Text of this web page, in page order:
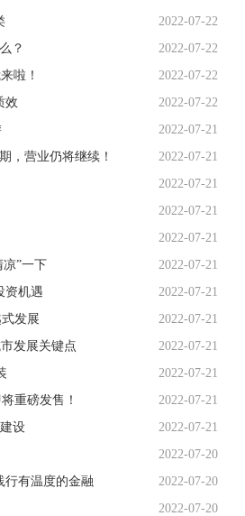
2022-07-22
？
2022-07-22
啦！
2022-07-22
效
2022-07-22
2022-07-21
，营业仍将继续！
2022-07-21
2022-07-21
2022-07-21
2022-07-21
凉”一下
2022-07-21
资机遇
2022-07-21
发展
2022-07-21
发展关键点
2022-07-21
2022-07-21
重磅发售！
2022-07-21
设
2022-07-21
2022-07-20
行有温度的金融
2022-07-20
2022-07-20